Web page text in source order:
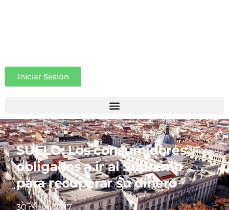
Iniciar Sesión
SUELO: Los consumidores
obligados a ir al Supremo
para recuperar su dinero
30 mayo 2017